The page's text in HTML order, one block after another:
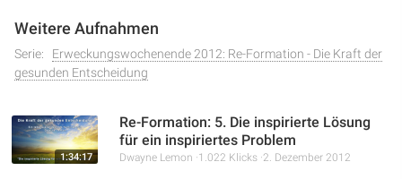
Weitere Aufnahmen
Serie:
Erweckungswochenende 2012: Re-Formation - Die Kraft der
gesunden Entscheidung
1:34:17
Re-Formation: 5. Die inspirierte Lösung
für ein inspiriertes Problem
Dwayne Lemon 1.022 Klicks 2. Dezember 2012